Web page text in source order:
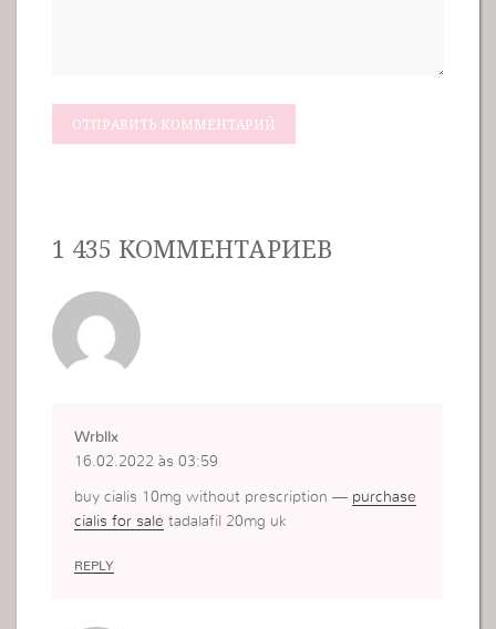
1 435 КОММЕНТАРИЕВ
Wrbllx
16.02.2022 às 03:59
buy cialis 10mg without prescription — purchase
cialis for sale tadalafil 20mg uk
REPLY